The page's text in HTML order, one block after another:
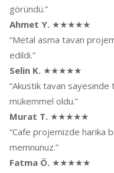
göründü.”
Ahmet Y. ★★★★★
“Metal asma tavan
edildi.”
Selin K. ★★★★★
“Akustik tavan sayesinde
mükemmel oldu.”
Murat T. ★★★★★
“Cafe projemizde harika
memnunuz.”
Fatma Ö. ★★★★★